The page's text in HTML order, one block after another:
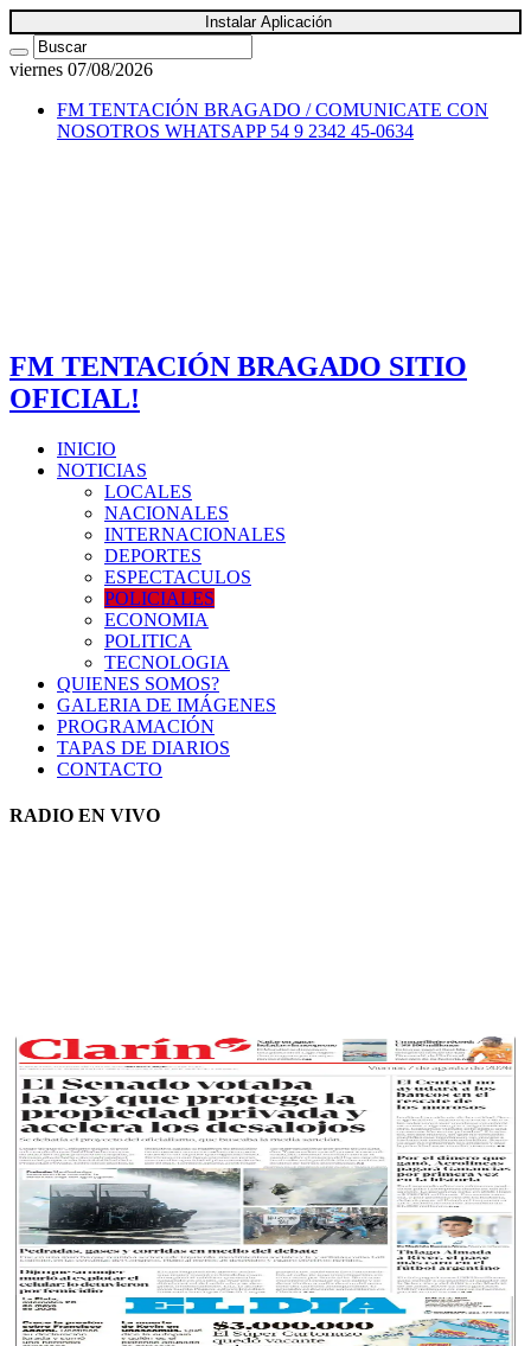
Instalar Aplicación
viernes 07/08/2026
FM TENTACIÓN BRAGADO / COMUNICATE CON
NOSOTROS WHATSAPP 54 9 2342 45-0634
FM TENTACIÓN BRAGADO SITIO
OFICIAL!
INICIO
NOTICIAS
LOCALES
NACIONALES
INTERNACIONALES
DEPORTES
ESPECTACULOS
POLICIALES
ECONOMIA
POLITICA
TECNOLOGIA
QUIENES SOMOS?
GALERIA DE IMÁGENES
PROGRAMACIÓN
TAPAS DE DIARIOS
CONTACTO
RADIO EN VIVO